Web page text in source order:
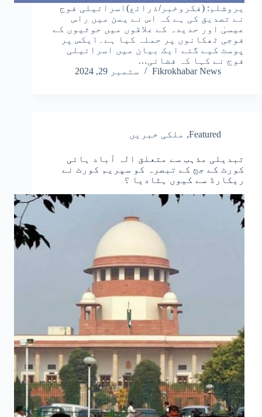
یروشلم: (فکروخبر/ذرائع)اسرائیلی فوج
نے تصدیق کی ہے کہ اس نے یمن میں راس
عیسیٰ اور حدیدہ کے علاقوں میں حوثیوں کے
فوجی ٹھکانوں پر حملہ کیا ہے۔ایکس پر
پوسٹ کیے گئے ایک بیان میں اسرائیلی
فوج نے کہا کہ فضائی…
Fikrokhabar News
ستمبر 29, 2024
Featured
, ملکی خبریں
تبدیلی مذہب سے متعلق الہ آباد ہائی
کورٹ کے جج کے تبصرہ کو سپریم کورٹ نے
ریکارڈ سے کیوں ہٹادیا ؟